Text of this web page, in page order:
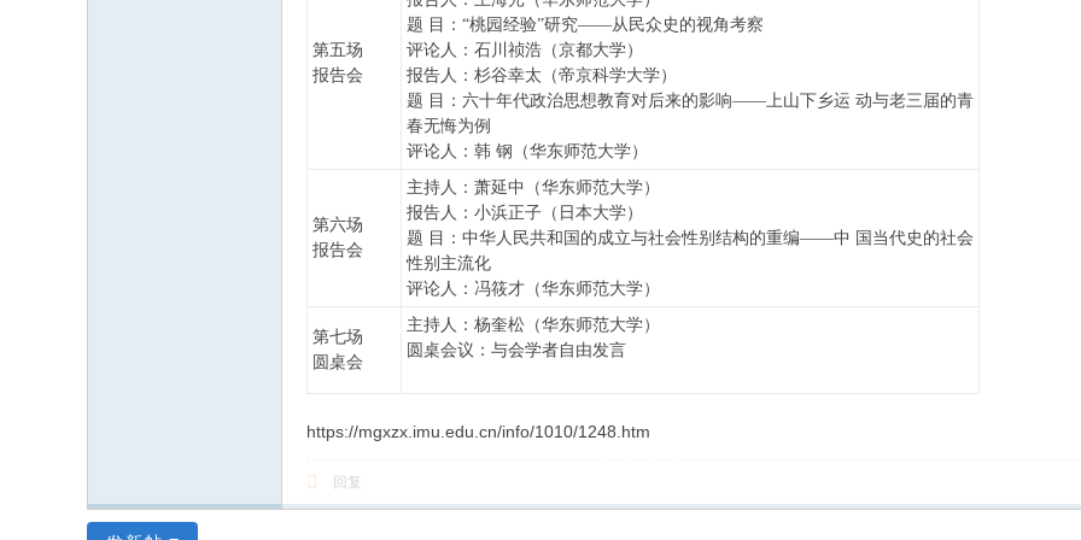
第五场
报告会
题 目：“桃园经验”研究——从民众史的视角考察
评论人：石川祯浩（京都大学）
报告人：杉谷幸太（帝京科学大学）
题 目：六十年代政治思想教育对后来的影响——上山下乡运 动与老三届的青
春无悔为例
评论人：韩 钢（华东师范大学）
第六场
报告会
主持人：萧延中（华东师范大学）
报告人：小浜正子（日本大学）
题 目：中华人民共和国的成立与社会性别结构的重编——中 国当代史的社会
性别主流化
评论人：冯筱才（华东师范大学）
第七场
圆桌会
主持人：杨奎松（华东师范大学）
圆桌会议：与会学者自由发言
https://mgxzx.imu.edu.cn/info/1010/1248.htm
回复